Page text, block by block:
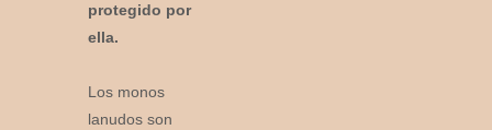
protegido por
ella.
Los monos
lanudos son